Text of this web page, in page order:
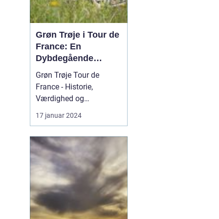
Grøn Trøje i Tour de
France: En
Dybdegående
Gennemgang
Grøn Trøje Tour de
France - Historie,
Værdighed og
Signifikans Introduktion
til Grøn Trøje Tour de
de France er symbolsk
og højtrangeret. Den
repræsenterer ikke bare
evnen til at være den
hurtigste rytter i løbet,
men også ...
17 januar 2024